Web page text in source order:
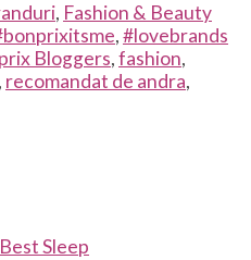
, Fashion & Beauty
,#lovebrands
Bloggers,fashion,
, recomandat de andra,
Sleep